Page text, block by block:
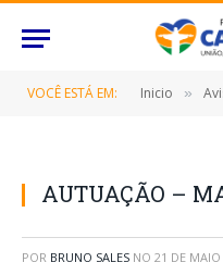
VOCÊ ESTÁ EM: Inicio »
AUTUAÇÃO –
POR BRUNO SALES NO 21 DE